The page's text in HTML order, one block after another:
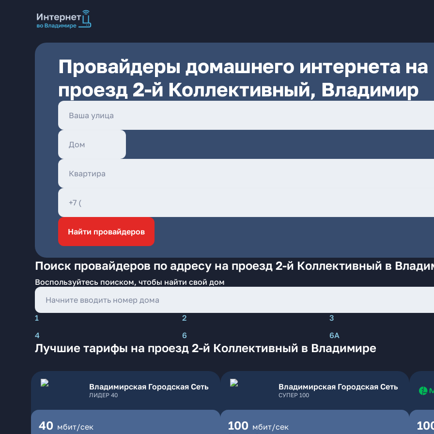
Провайдеры домашнего интернета на
проезд 2-й Коллективный, Владимир
Найти провайдеров
Поиск провайдеров по адресу на проезд 2-й Коллективный в
Воспользуйтесь поиском, чтобы найти свой дом
1 2 3
4
6 6А
Лучшие тарифы на проезд 2-й Коллективный в Владимире
Владимирская Городская Сеть
ЛИДЕР 40
40 мбит/сек
Владимирская Городская Сеть
СУПЕР 100
100 мбит/сек